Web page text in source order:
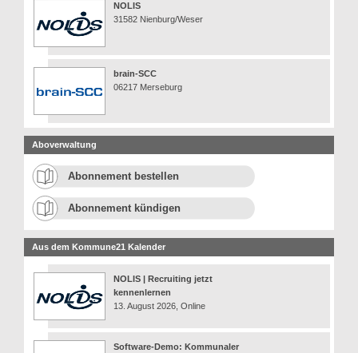
NOLIS
31582 Nienburg/Weser
brain-SCC
06217 Merseburg
Aboverwaltung
Abonnement bestellen
Abonnement kündigen
Aus dem Kommune21 Kalender
NOLIS | Recruiting jetzt
kennenlernen
13. August 2026, Online
Software-Demo: Kommunaler